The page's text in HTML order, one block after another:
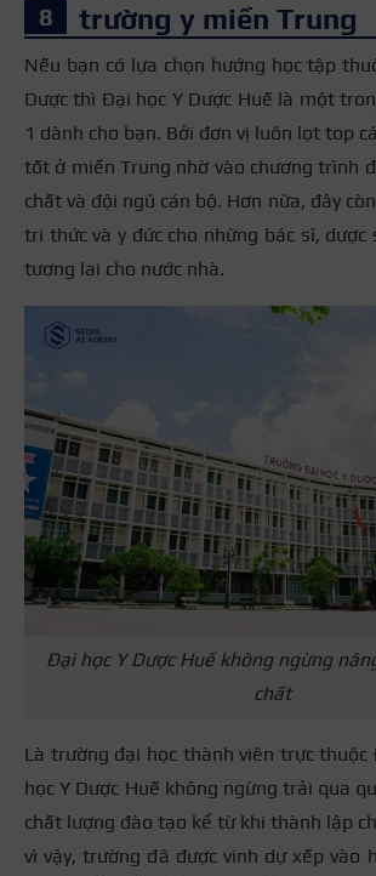
trường y miền Trung
Nếu bạn có lựa chọn hướng học tập
Dược thì Đại học Y Dược Huế là một
1 dành cho bạn. Bởi đơn vị luôn lọt top
tốt ở miền Trung nhờ vào chương trình
chất và đội ngũ cán bộ. Hơn nữa, đây
tri thức và y đức cho những bác sĩ,
tương lai cho nước nhà.
Đại học Y Dược Huế không ngừng
chất
Là trường đại học thành viên trực thuộc
học Y Dược Huế không ngừng trải qua
chất lượng đào tạo kể từ khi thành lập
vì vậy, trường đã được vinh dự xếp vào